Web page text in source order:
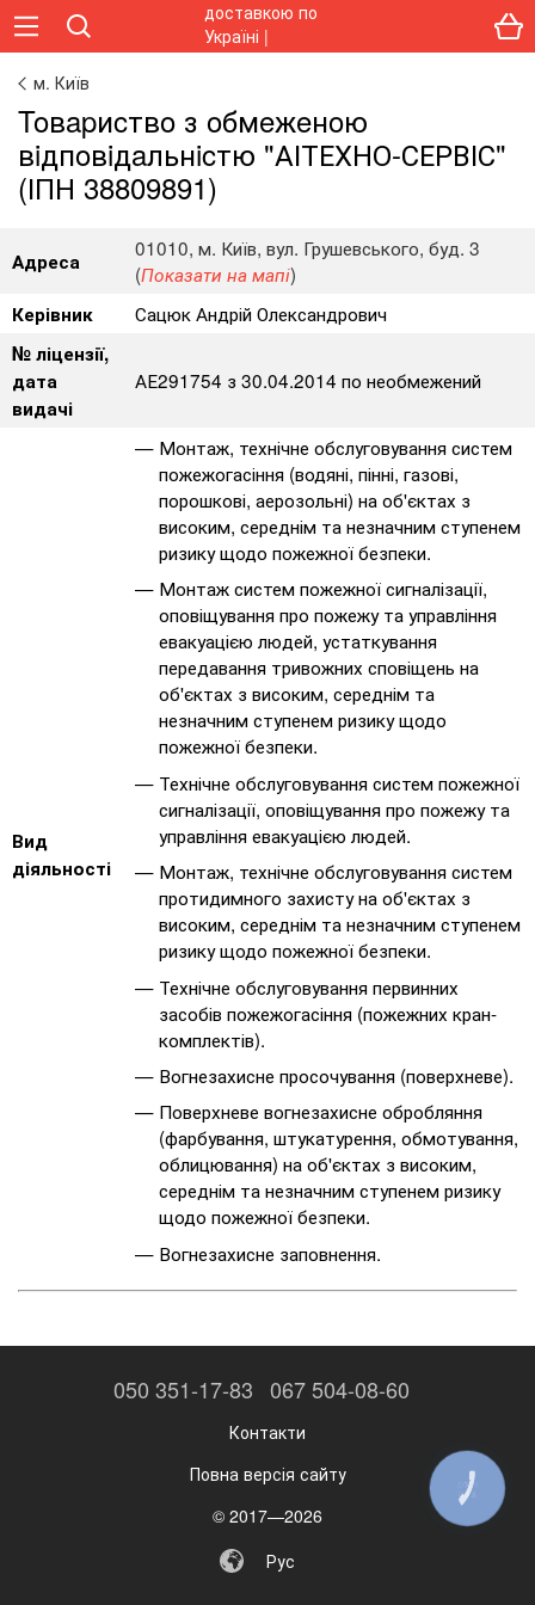
м. Київ
Toвapиcтвo з oбмeжeнoю
вiдпoвiдaльнicтю "АІТЕХНО-СЕРВІС"
(ІПН 38809891)
Адреса
01010, м. Київ, вул. Грушевського, буд. 3
(Показати на мапі)
Керівник
Сацюк Андрій Олександрович
№ ліцензії,
дата
видачі
АЕ291754 з 30.04.2014 по необмежений
Вид
діяльності
Монтаж, технічне обслуговування систем
пожежогасіння (водяні, пінні, газові,
порошкові, аерозольні) на об'єктах з
високим, середнім та незначним ступенем
ризику щодо пожежної безпеки.
Монтаж систем пожежної сигналізації,
оповіщування про пожежу та управління
евакуацією людей, устаткування
передавання тривожних сповіщень на
об'єктах з високим, середнім та
незначним ступенем ризику щодо
пожежної безпеки.
Технічне обслуговування систем пожежної
сигналізації, оповіщування про пожежу та
управління евакуацією людей.
Монтаж, технічне обслуговування систем
протидимного захисту на об'єктах з
високим, середнім та незначним ступенем
ризику щодо пожежної безпеки.
Технічне обслуговування первинних
засобів пожежогасіння (пожежних кран-
комплектів).
Вогнезахисне просочування (поверхневе).
Поверхневе вогнезахисне обробляння
(фарбування, штукатурення, обмотування,
облицювання) на об'єктах з високим,
середнім та незначним ступенем ризику
щодо пожежної безпеки.
Вогнезахисне заповнення.
050 351-17-83 067 504-08-60
Контакти
Повна версія сайту
© 2017—2026
Рус
КНОПКА
ЗВ'ЯЗКУ